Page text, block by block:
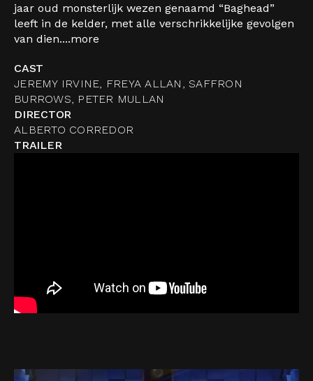
jaar oud monsterlijk wezen genaamd “Baghead”
leeft in de kelder, met alle verschrikkelijke gevolgen
van dien....more
CAST
JEREMY IRVINE, FREYA ALLAN, SAFFRON
BURROWS, PETER MULLAN
DIRECTOR
ALBERTO CORREDOR
TRAILER